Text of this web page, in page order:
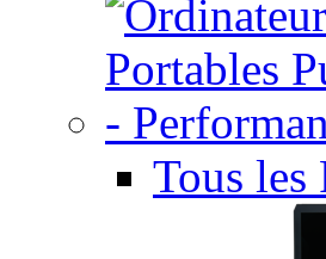
Tous les